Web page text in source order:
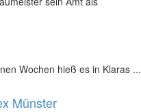
Wochen hieß es in Klaras ...
Münster